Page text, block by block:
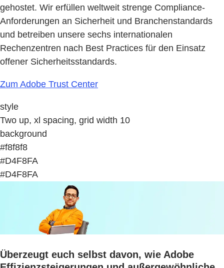
gehostet. Wir erfüllen weltweit strenge Compliance-
Anforderungen an Sicherheit und Branchenstandards
und betreiben unsere sechs internationalen
Rechenzentren nach Best Practices für den Einsatz
offener Sicherheitsstandards.
Zum Adobe Trust Center
style
Two up, xl spacing, grid width 10
background
#f8f8f8
#D4F8FA
#D4F8FA
Überzeugt euch selbst davon, wie Adobe